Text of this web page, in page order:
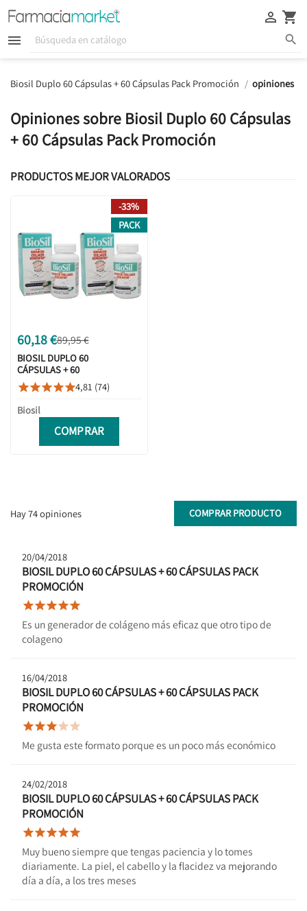
  
 
Biosil Duplo 60 Cápsulas + 60 Cápsulas Pack Promoción opiniones
Opiniones sobre Biosil Duplo 60 Cápsulas
+ 60 Cápsulas Pack Promoción
PRODUCTOS MEJOR VALORADOS
60,18 €89,95 €
BIOSIL DUPLO 60
CÁPSULAS + 60
CÁPSULAS PACK
PROMOCIÓN
4,81 (74)
Biosil
COMPRAR
-33%
PACK
Hay 74 opiniones COMPRAR PRODUCTO
20/04/2018
BIOSIL DUPLO 60 CÁPSULAS + 60 CÁPSULAS PACK
PROMOCIÓN

Es un generador de colágeno más eficaz que otro tipo de
colageno
16/04/2018
BIOSIL DUPLO 60 CÁPSULAS + 60 CÁPSULAS PACK
PROMOCIÓN

Me gusta este formato porque es un poco más económico
24/02/2018
BIOSIL DUPLO 60 CÁPSULAS + 60 CÁPSULAS PACK
PROMOCIÓN

Muy bueno siempre que tengas paciencia y lo tomes
diariamente. La piel, el cabello y la flacidez va mejorando
día a día, a los tres meses